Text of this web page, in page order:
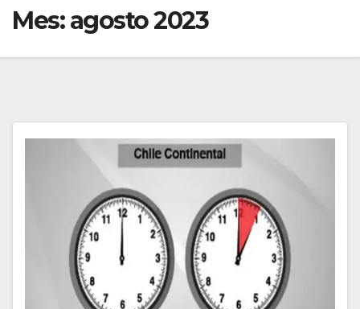
Mes:agosto 2023